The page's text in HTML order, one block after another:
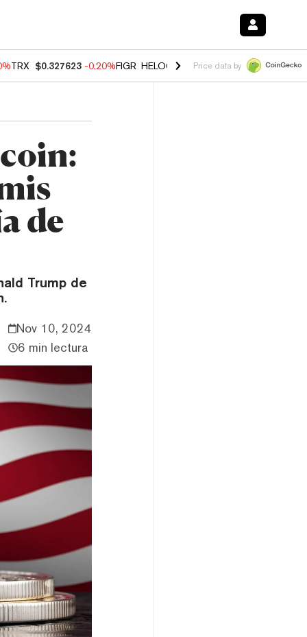
TRX $0.327623 -0.20%FIGR_HELOC $1.02 1.70% HYPE $55.75 -
Price data by
de
Trump de
Nov 10, 2024
6 min lectura